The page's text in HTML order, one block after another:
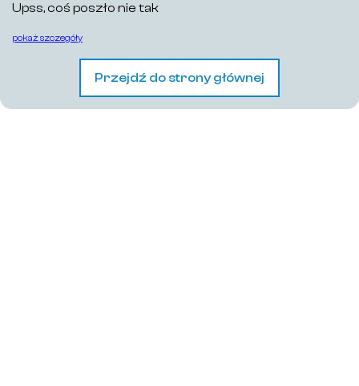
Upss, coś poszło nie tak
pokaż szczegóły
Przejdź do strony głównej